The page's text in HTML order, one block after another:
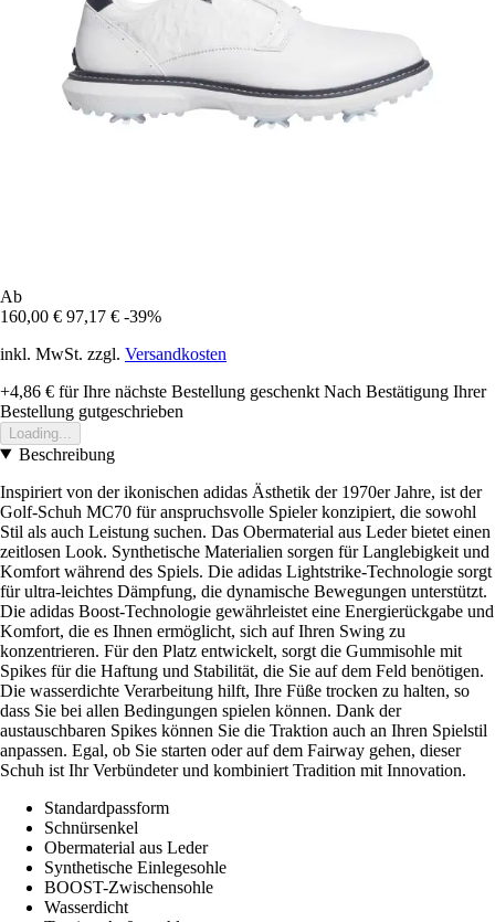
Ab
160,00 € 97,17 € -39%
inkl. MwSt. zzgl. Versandkosten
+4,86 € für Ihre nächste Bestellung geschenkt Nach Bestätigung Ihrer
Bestellung gutgeschrieben
Loading...
Beschreibung
Inspiriert von der ikonischen adidas Ästhetik der 1970er Jahre, ist der
Golf-Schuh MC70 für anspruchsvolle Spieler konzipiert, die sowohl
Stil als auch Leistung suchen. Das Obermaterial aus Leder bietet einen
zeitlosen Look. Synthetische Materialien sorgen für Langlebigkeit und
Komfort während des Spiels. Die adidas Lightstrike-Technologie sorgt
für ultra-leichtes Dämpfung, die dynamische Bewegungen unterstützt.
Die adidas Boost-Technologie gewährleistet eine Energierückgabe und
Komfort, die es Ihnen ermöglicht, sich auf Ihren Swing zu
konzentrieren. Für den Platz entwickelt, sorgt die Gummisohle mit
Spikes für die Haftung und Stabilität, die Sie auf dem Feld benötigen.
Die wasserdichte Verarbeitung hilft, Ihre Füße trocken zu halten, so
dass Sie bei allen Bedingungen spielen können. Dank der
austauschbaren Spikes können Sie die Traktion auch an Ihren Spielstil
anpassen. Egal, ob Sie starten oder auf dem Fairway gehen, dieser
Schuh ist Ihr Verbündeter und kombiniert Tradition mit Innovation.
Standardpassform
Schnürsenkel
Obermaterial aus Leder
Synthetische Einlegesohle
BOOST-Zwischensohle
Wasserdicht